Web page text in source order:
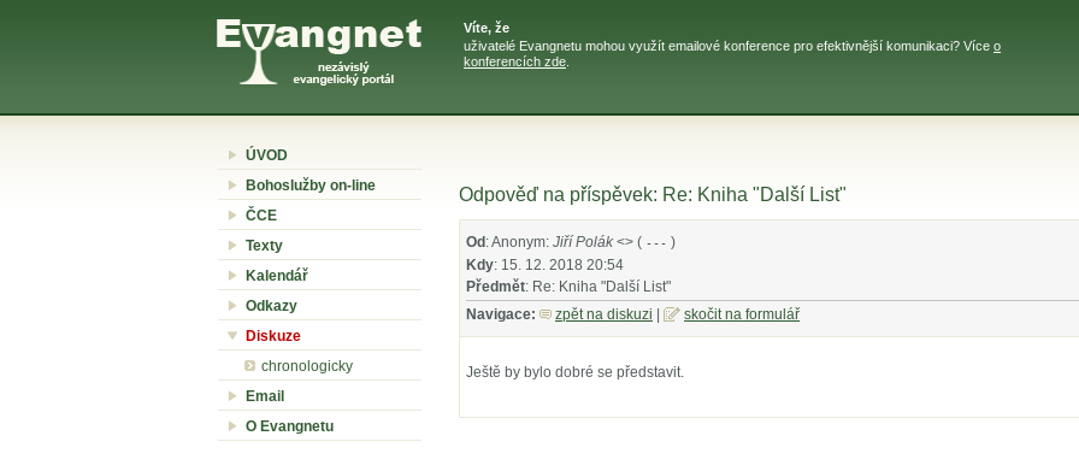
Víte, že
uživatelé Evangnetu mohou využít emailové konference pro efektivnější komunikaci? Více o
konferencích zde
ÚVOD
Bohoslužby on-line
ČCE
Texty
Kalendář
Odkazy
Diskuze
chronologicky
Email
O Evangnetu
Odpověď na příspěvek: Re: Kniha "Další List"
Od : Anonym: Jiří Polák <> ( --- )
Kdy: 15. 12. 2018 20:54
Předmět: Re: Kniha "Další List"
Navigace:
zpět na diskuzi skočit na formulář
Ještě by bylo dobré se představit.